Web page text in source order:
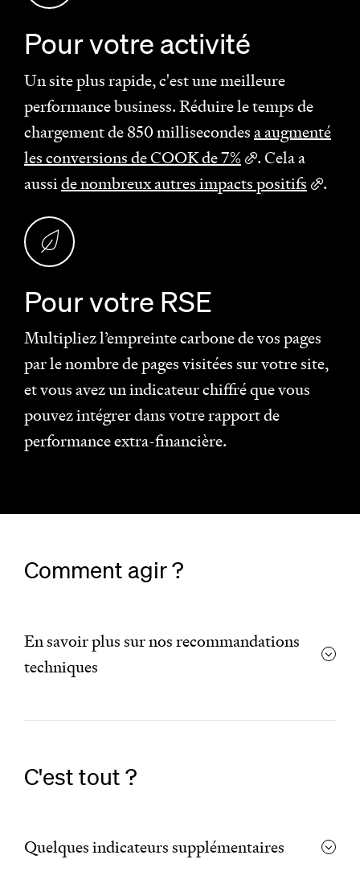
Pour votre activité
Un site plus rapide, c'est une meilleure
performance business. Réduire le temps de
chargement de 850 millisecondesa augmenté
les conversions de COOK de 7%
. Cela a
ausside nombreux autres impacts positifs .
Pour votre RSE
Multipliez l’empreinte carbone de vos pages
par le nombre de pages visitées sur votre site,
et vous avez un indicateur chiffré que vous
pouvez intégrer dans votre rapport de
performance extra-financière.
Comment agir ?
En savoir plus sur nos recommandations
techniques
C'est tout ?
Quelques indicateurs supplémentaires